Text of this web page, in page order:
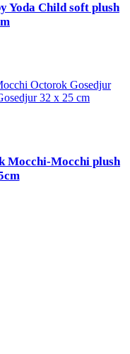
Yoda Child soft plush
Mocchi-Mocchi plush